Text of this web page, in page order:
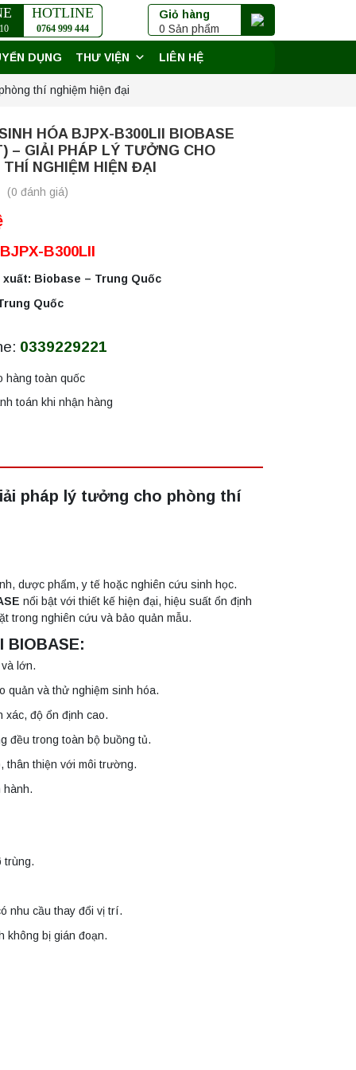
Giỏ hàng
0 Sản phẩm
HOTLINE
0764 999 444
DỤNG THƯ VIỆN LIÊN HỆ
thí nghiệm hiện đại
HÓA BJPX-B300LII BIOBASE
– GIẢI PHÁP LÝ TƯỞNG CHO
THÍ NGHIỆM HIỆN ĐẠI
(0 đánh giá)
B300LII
xuất: Biobase – Trung Quốc
Quốc
0339229221
hàng toàn quốc
toán khi nhận hàng
pháp lý tưởng cho phòng thí
dược phẩm, y tế hoặc nghiên cứu sinh học.
nổi bật với thiết kế hiện đại, hiệu suất ổn định
trong nghiên cứu và bảo quản mẫu.
BIOBASE:
lớn.
quản và thử nghiệm sinh hóa.
xác, độ ổn định cao.
đều trong toàn bộ buồng tủ.
thân thiện với môi trường.
hành.
trùng.
nhu cầu thay đổi vị trí.
không bị gián đoạn.